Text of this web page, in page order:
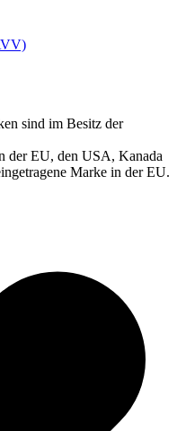
sind im Besitz der
derEU, den USA, Kanada
Marke in der EU.